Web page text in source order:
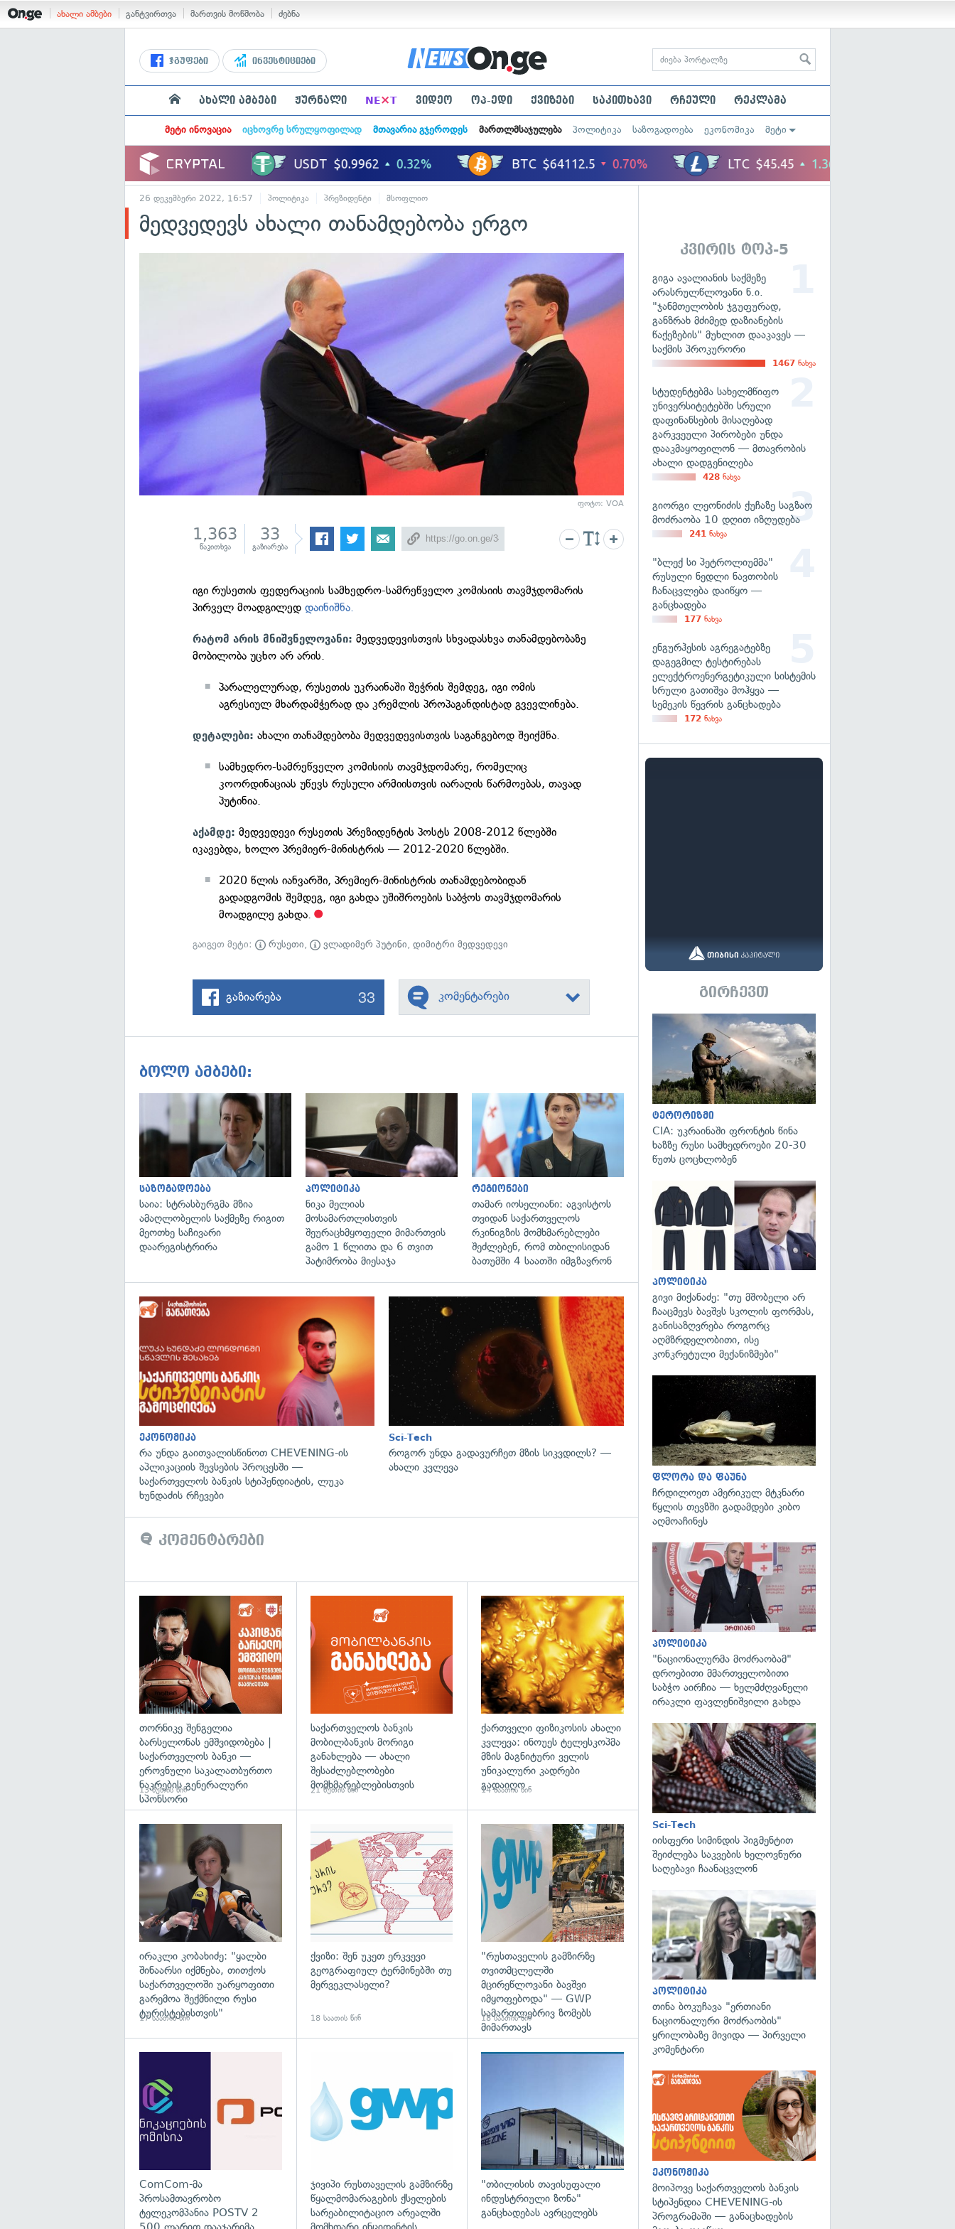
ახალი ამბები განტვირთვა მართვის მოწმობა ძებნა
ჯგუფები ინვესტიციები
ახალი ამბები ჟურნალი NE×T ვიდეო ოპ-ედი ქვიზები საკითხავი რჩეული რეკლამა
მეტი ინოვაცია იცხოვრე სრულყოფილად მთავარია გჯეროდეს მართლმსაჯულება პოლიტიკა საზოგადოება ეკონომიკა მეტი
26 დეკემბერი 2022, 16:57 პოლიტიკა პრეზიდენტი მსოფლიო
მედვედევს ახალი თანამდებობა ერგო
ფოტო: VOA
1,363
წაკითხვა
33
გაზიარება
იგი რუსეთის ფედერაციის სამხედრო-სამრეწველო კომისიის თავმჯდომარის
პირველ მოადგილედდაინიშნა.
რატომ არის მნიშვნელოვანი: მედვედევისთვის სხვადასხვა თანამდებობაზე
მობილობა უცხო არ არის.
პარალელურად, რუსეთის უკრაინაში შეჭრის შემდეგ, იგი ომის
აგრესიულ მხარდამჭერად და კრემლის პროპაგანდისტად გვევლინება.
დეტალები: ახალი თანამდებობა მედვედევისთვის საგანგებოდ შეიქმნა.
სამხედრო-სამრეწველო კომისიის თავმჯდომარე, რომელიც
კოორდინაციას უწევს რუსული არმიისთვის იარაღის წარმოებას, თავად
პუტინია.
აქამდე: მედვედევი რუსეთის პრეზიდენტის პოსტს 2008-2012 წლებში
იკავებდა, ხოლო პრემიერ-მინისტრის — 2012-2020 წლებში.
2020 წლის იანვარში, პრემიერ-მინისტრის თანამდებობიდან
გადადგომის შემდეგ, იგი გახდა უშიშროების საბჭოს თავმჯდომარის
მოადგილე გახდა.
გაიგეთ მეტი: რუსეთი, ვლადიმერ პუტინი,დიმიტრი მედვედევი
გაზიარება 33 კომენტარები
ბოლო ამბები:
გადახედვა
საზოგადოება
საია: სტრასბურგმა მზია
ამაღლობელის საქმეზე რიგით
მეოთხე საჩივარი
დაარეგისტრირა
გადახედვა
პოლიტიკა
ნიკა მელიას
მოსამართლისთვის
შეურაცხმყოფელი მიმართვის
გამო 1 წლითა და 6 თვით
პატიმრობა მიესაჯა
რეგიონები
თამარ იოსელიანი: აგვისტოს
თვიდან საქართველოს
რკინიგზის მომხმარებლები
შეძლებენ, რომ თბილისიდან
ბათუმში 4 საათში იმგზავრონ
ეკონომიკა
რა უნდა გაითვალისწინოთ CHEVENING-ის
აპლიკაციის შევსების პროცესში —
საქართველოს ბანკის სტიპენდიატის, ლუკა
ხუნდაძის რჩევები
გადახედვა
Sci-Tech
როგორ უნდა გადავურჩეთ მზის სიკვდილს? —
ახალი კვლევა
კომენტარები
თორნიკე შენგელია
ბარსელონას ემშვიდობება |
საქართველოს ბანკი —
ეროვნული საკალათბურთო
ნაკრების გენერალური
სპონსორი
13 წუთის წინ
საქართველოს ბანკის
მობილბანკის მორიგი
განახლება — ახალი
შესაძლებლობები
მომხმარებლებისთვის
21 წუთის წინ
გადახედვა
ქართველი ფიზიკოსის ახალი
კვლევა: ინოუეს ტელესკოპმა
მზის მაგნიტური ველის
უნიკალური კადრები
გადაიღო
14 საათის წინ
გადახედვა
ირაკლი კობახიძე: "ყალბი
შინაარსი იქმნება, თითქოს
საქართველოში უარყოფითი
გარემოა შექმნილი რუსი
ტურისტებისთვის"
17 საათის წინ
ქვიზი: შენ უკეთ ერკვევი
გეოგრაფიულ ტერმინებში თუ
მერვეკლასელი?
18 საათის წინ
გადახედვა
"რუსთაველის გამზირზე
თვითმცლელში
მცირეწლოვანი ბავშვი
იმყოფებოდა" — GWP
სამართლებრივ ზომებს
მიმართავს
18 საათის წინ
ComCom-მა
პროსამთავრობო
ტელეკომპანია POSTV 2
ჯივიპი რუსთაველის გამზირზე
წყალმომარაგების ქსელების
სარეაბილიტაციო არეალში
"თბილისის თავისუფალი
ინდუსტრიული ზონა"
განცხადებას ავრცელებს
კვირის ტოპ-5
გიგა ავალიანის საქმეზე
არასრულწლოვანი ნ.ი.
"ჯანმთელობის ჯგუფურად,
განზრახ მძიმედ დაზიანების
წაქეზების" მუხლით დააკავეს —
საქმის პროკურორი
1467 ნახვა
სტუდენტებმა სახელმწიფო
უნივერსიტეტებში სრული
დაფინანსების მისაღებად
გარკვეული პირობები უნდა
დააკმაყოფილონ — მთავრობის
ახალი დადგენილება
428 ნახვა
გიორგი ლეონიძის ქუჩაზე საგზაო
მოძრაობა 10 დღით იზღუდება
241 ნახვა
"ბლექ სი პეტროლიუმმა"
რუსული ნედლი ნავთობის
ჩანაცვლება დაიწყო —
განცხადება
177 ნახვა
ენგურჰესის აგრეგატებზე
დაგეგმილ ტესტირებას
ელექტროენერგეტიკული სისტემის
სრული გათიშვა მოჰყვა —
სემეკის წევრის განცხადება
172 ნახვა
გირჩევთ
ტერორიზმი
CIA: უკრაინაში ფრონტის წინა
ხაზზე რუსი სამხედროები 20-30
წუთს ცოცხლობენ
პოლიტიკა
გივი მიქანაძე: "თუ მშობელი არ
ჩააცმევს ბავშვს სკოლის ფორმას,
განისაზღვრება როგორც
აღმზრდელობითი, ისე
კონკრეტული მექანიზმები"
ფლორა და ფაუნა
ჩრდილოეთ ამერიკულ მტკნარი
წყლის თევზში გადამდები კიბო
აღმოაჩინეს
პოლიტიკა
"ნაციონალურმა მოძრაობამ"
დროებითი მმართველობითი
საბჭო აირჩია — ხელმძღვანელი
ირაკლი ფავლენიშვილი გახდა
Sci-Tech
იისფერი სიმინდის პიგმენტით
შეიძლება საკვების ხელოვნური
საღებავი ჩაანაცვლონ
პოლიტიკა
თინა ბოკუჩავა "ერთიანი
ნაციონალური მოძრაობის"
ყრილობაზე მივიდა — პირველი
კომენტარი
ეკონომიკა
მოიპოვე საქართველოს ბანკის
სტიპენდია CHEVENING-ის
პროგრამაში — განაცხადების